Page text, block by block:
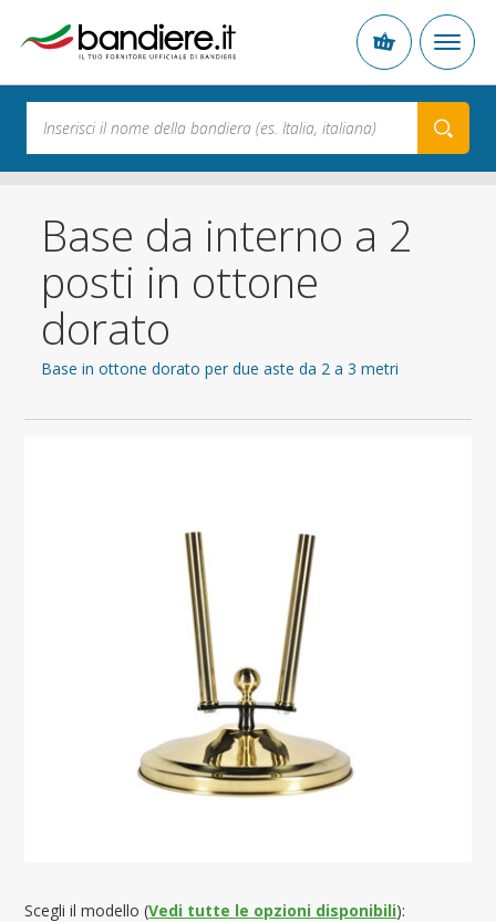
Base da interno a 2
posti in ottone
dorato
Base in ottone dorato per due aste da 2 a 3 metri
Scegli il modello (Vedi tutte le opzioni disponibili):